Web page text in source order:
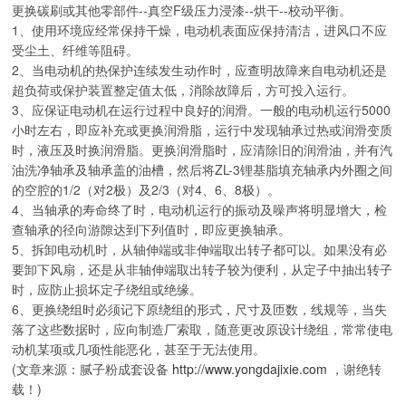
更换碳刷或其他零部件--真空F级压力浸漆--烘干--校动平衡。
1、使用环境应经常保持干燥，电动机表面应保持清洁，进风口不应
受尘土、纤维等阻碍。
2、当电动机的热保护连续发生动作时，应查明故障来自电动机还是
超负荷或保护装置整定值太低，消除故障后，方可投入运行。
3、应保证电动机在运行过程中良好的润滑。一般的电动机运行5000
小时左右，即应补充或更换润滑脂，运行中发现轴承过热或润滑变质
时，液压及时换润滑脂。更换润滑脂时，应清除旧的润滑油，并有汽
油洗净轴承及轴承盖的油槽，然后将ZL-3锂基脂填充轴承内外圈之间
的空腔的1/2（对2极）及2/3（对4、6、8极）。
4、当轴承的寿命终了时，电动机运行的振动及噪声将明显增大，检
查轴承的径向游隙达到下列值时，即应更换轴承。
5、拆卸电动机时，从轴伸端或非伸端取出转子都可以。如果没有必
要卸下风扇，还是从非轴伸端取出转子较为便利，从定子中抽出转子
时，应防止损坏定子绕组或绝缘。
6、更换绕组时必须记下原绕组的形式，尺寸及匝数，线规等，当失
落了这些数据时，应向制造厂索取，随意更改原设计绕组，常常使电
动机某项或几项性能恶化，甚至于无法使用。
(文章来源：腻子粉成套设备 http://www.yongdajixie.com ，谢绝转
载！)